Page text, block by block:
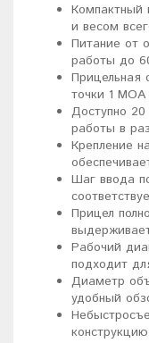
Компактный
и весом
Питание от
работы до
Прицельная
точки 1 МОА
Доступно
работы в
Крепление
Шаг ввода
Прицел
Рабочий
подходит
Диаметр
удобный